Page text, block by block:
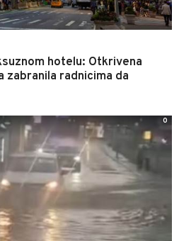
hotelu: Otkrivena
zabranila radnicima da
0